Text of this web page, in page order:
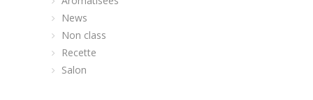
News
Non class
Recette
Salon